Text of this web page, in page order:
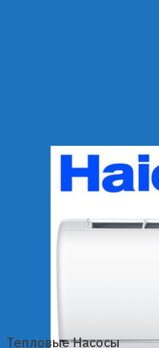
Тепловые Насосы